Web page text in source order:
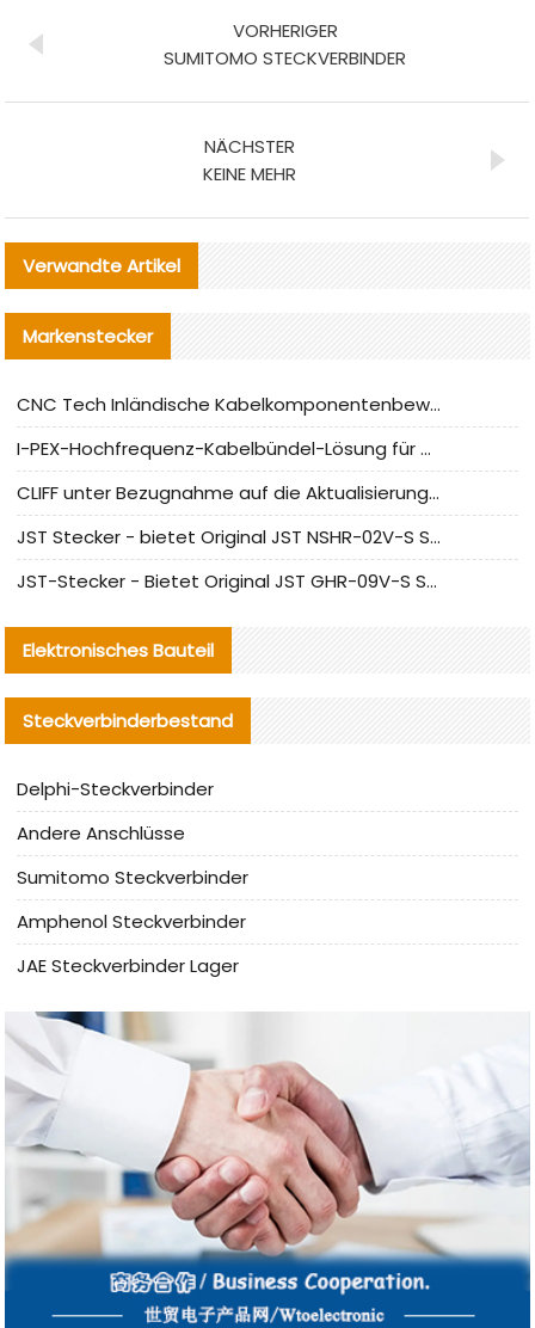
VORHERIGER
SUMITOMO STECKVERBINDER
NÄCHSTER
KEINE MEHR
Verwandte Artikel
Markenstecker
CNC Tech Inländische Kabelkomponentenbewertung und Massenproduktionsanpassungsanleitung
I-PEX-Hochfrequenz-Kabelbündel-Lösung für die heimische Produktion analysiert
CLIFF unter Bezugnahme auf die Aktualisierung der chinesischen Stecker-Testnormen
JST Stecker - bietet Original JST NSHR-02V-S Stecker und Ersatzteile an
JST-Stecker - Bietet Original JST GHR-09V-S Stecker und Ersatzteile an
Elektronisches Bauteil
Steckverbinderbestand
Delphi-Steckverbinder
Andere Anschlüsse
Sumitomo Steckverbinder
Amphenol Steckverbinder
JAE Steckverbinder Lager